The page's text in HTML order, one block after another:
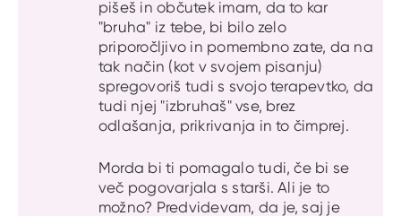
pišeš in občutek imam, da to kar
"bruha" iz tebe, bi bilo zelo
priporočljivo in pomembno zate, da na
tak način (kot v svojem pisanju)
spregovoriš tudi s svojo terapevtko, da
tudi njej "izbruhaš" vse, brez
odlašanja, prikrivanja in to čimprej.
Morda bi ti pomagalo tudi, če bi se
več pogovarjala s starši. Ali je to
možno? Predvidevam, da je, saj je